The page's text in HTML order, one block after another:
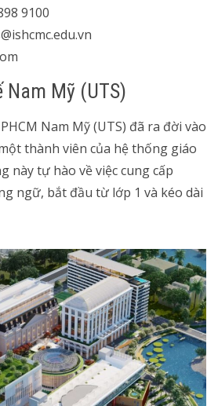
9100
Nam Mỹ (UTS)
Nam Mỹ (UTS) đã ra đời vào
thành viên của hệ thống giáo
này tự hào về việc cung cấp
ngữ, bắt đầu từ lớp 1 và kéo dài